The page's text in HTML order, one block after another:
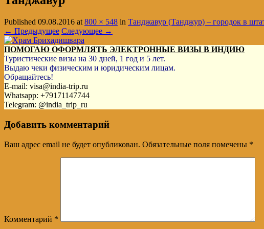
Published 09.08.2016 at 800 × 548 in Танджавур (Танджур) – городок в
← Предыдущее Следующее →
ПОМОГАЮ ОФОРМЛЯТЬ ЭЛЕКТРОННЫЕ ВИЗЫ В ИНДИЮ
Туристические визы на 30 дней, 1 год и 5 лет.
Выдаю чеки физическим и юридическим лицам.
Обращайтесь!
E-mail: visa@india-trip.ru
Whatsapp: +79171147744
Telegram: @india_trip_ru
Добавить комментарий
Ваш адрес email не будет опубликован. Обязательные поля помечены *
Комментарий *